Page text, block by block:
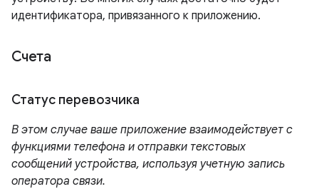
идентификатора, привязанного к приложению.
Счета
Статус перевозчика
В этом случае ваше приложение взаимодействует с
функциями телефона и отправки текстовых
сообщений устройства, используя учетную запись
оператора связи.